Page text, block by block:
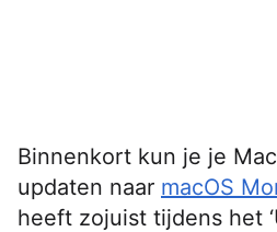
Binnenkort kun je je
updaten naar macOS
heeft zojuist tijdens het